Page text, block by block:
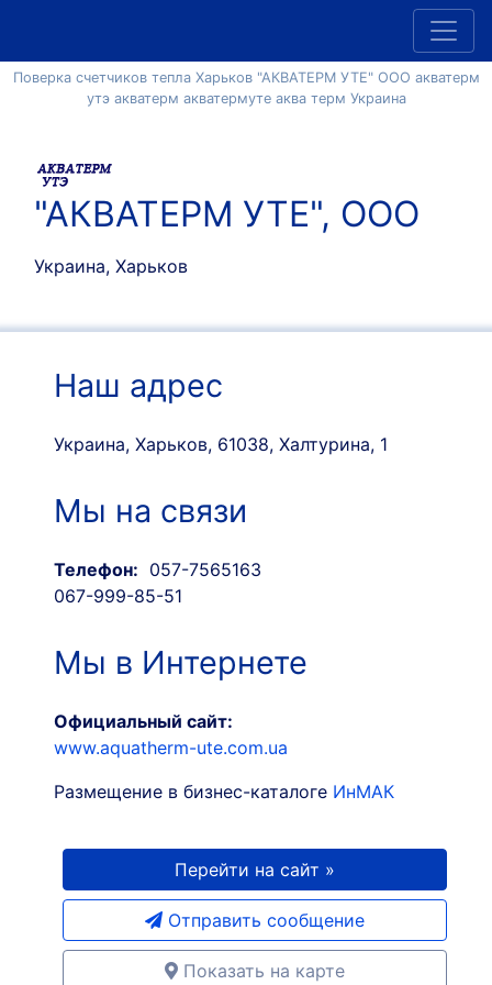
Поверка счетчиков тепла Харьков "АКВАТЕРМ УТЕ" ООО акватерм
утэ акватерм акватермуте аква терм Украина
"АКВАТЕРМ УТЕ", ООО
Украина, Харьков
Наш адрес
Украина, Харьков, 61038, Халтурина, 1
Мы на связи
Телефон: 057-7565163
067-999-85-51
Мы в Интернете
Официальный сайт:
www.aquatherm-ute.com.ua
Размещение в бизнес-каталоге ИнМАК
Перейти на сайт »
Отправить сообщение
Показать на карте